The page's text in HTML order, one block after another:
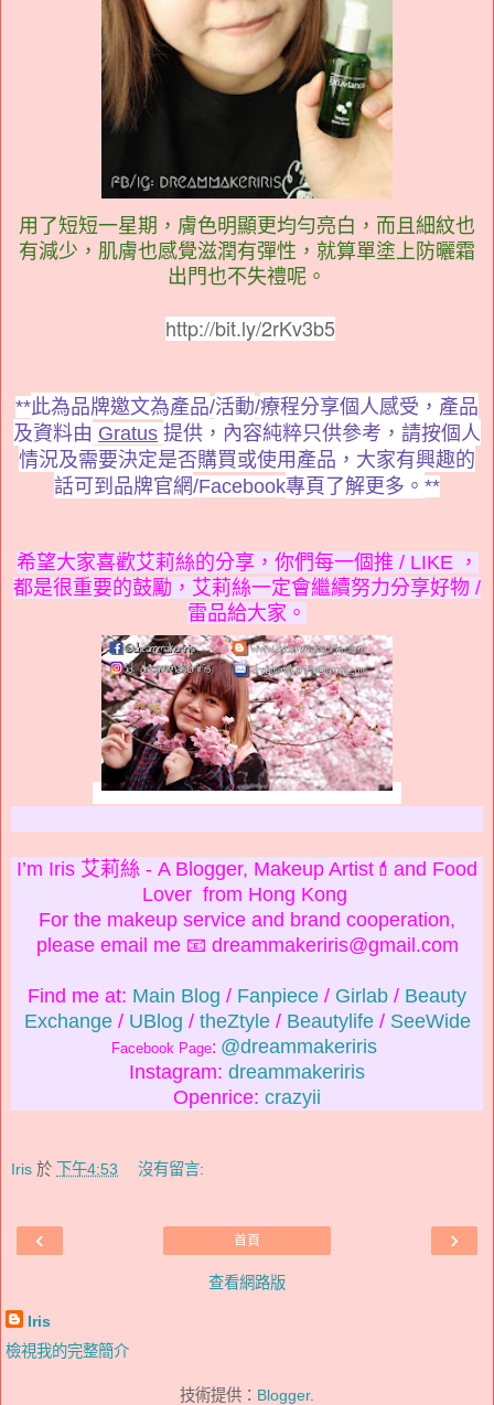
用了短短一星期，膚色明顯更均勻亮白，而且細紋也
有減少，肌膚也感覺滋潤有彈性，就算單塗上防曬霜
出門也不失禮呢。
http://bit.ly/2rKv3b5
**此為品牌邀文為產品/活動/療程分享個人感受， 產品
及資料由 Gratus 提供，內容純粹只供參考，請按個人
情況及需要決定是否購買或使用產品，大家有興趣的
話可到品牌官網/Facebook專頁了解更多。 **
希望大家喜歡艾莉絲的分享，你們每一個推 / LIKE ，
都是很重要的鼓勵，艾莉絲一定會繼續努力分享好物 /
雷品給大家。
I’m Iris 艾莉絲 - A Blogger, Makeup Artist💄and Food
Lover from Hong Kong
For the makeup service and brand cooperation,
please email me 📧 dreammakeriris@gmail.com
Find me at: Main Blog / Fanpiece / Girlab / Beauty
Exchange/ UBlog / theZtyle/ Beautylife/ SeeWide
Facebook Page: @dreammakeriris
Instagram: dreammakeriris
Openrice: crazyii
Iris 於 下午4:53 沒有留言:
‹ ›
首頁
查看網路版
Iris
檢視我的完整簡介
技術提供： Blogger.